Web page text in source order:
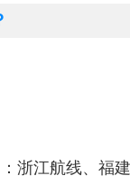
浙江航线、福